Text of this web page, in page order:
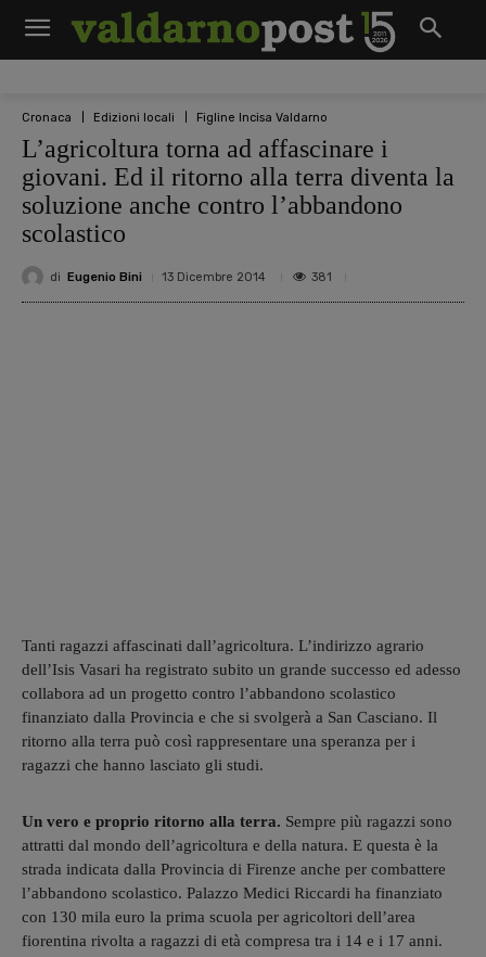
Cronaca Edizioni locali Figline Incisa Valdarno
L’agricoltura torna ad affascinare i
giovani. Ed il ritorno alla terra diventa la
soluzione anche contro l’abbandono
scolastico
di Eugenio Bini 13 Dicembre 2014 381
Tanti ragazzi affascinati dall’agricoltura. L’indirizzo agrario
dell’Isis Vasari ha registrato subito un grande successo ed adesso
collabora ad un progetto contro l’abbandono scolastico
finanziato dalla Provincia e che si svolgerà a San Casciano. Il
ritorno alla terra può così rappresentare una speranza per i
ragazzi che hanno lasciato gli studi.
Un vero e proprio ritorno alla terra. Sempre più ragazzi sono
attratti dal mondo dell’agricoltura e della natura. E questa è la
strada indicata dalla Provincia di Firenze anche per combattere
l’abbandono scolastico. Palazzo Medici Riccardi ha finanziato
con 130 mila euro la prima scuola per agricoltori dell’area
fiorentina rivolta a ragazzi di età compresa tra i 14 e i 17 anni.